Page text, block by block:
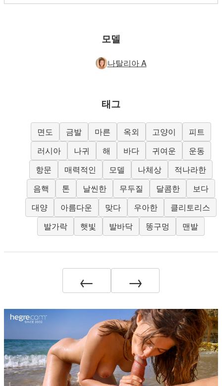
모델
나탈리아 A
태그
면도 금발 마른 옥외 고양이
피트
러시아
나귀 해 바다 귀여운
운동
항문
매력적인 모델 나체상
적나라한
음핵
톤 날씬한 무두질 달콤한
보다
대양
아름다운 맞다 우아한
클리토리스
발가락
햇빛 발바닥 똥구멍 맨발
← →